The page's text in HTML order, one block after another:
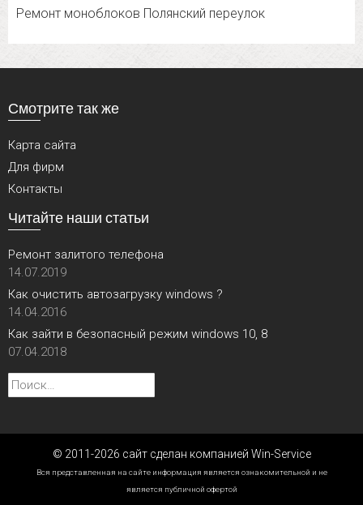
Ремонт моноблоков Полянский переулок
Смотрите так же
Карта сайта
Для фирм
Контакты
Читайте наши статьи
Ремонт залитого телефона
14.07.2019
Как очистить автозагрузку windows ?
14.04.2016
Как зайти в безопасный режим windows 10, 8
07.04.2018
Найти:
© 2011-2026 сайт сделан компанией Win-Service
Вся представленная на сайте информация является ознакомительной и не
является публичной офертой